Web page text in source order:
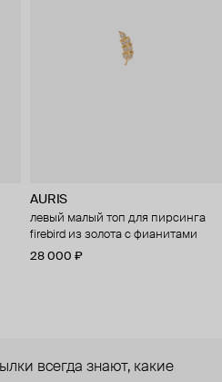
AURIS
левый малый топ для пирсинга
firebird из золота с фианитами
28 000 ₽
всегда знают, какие